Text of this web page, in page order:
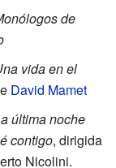
de
vida en el
David Mamet
última noche
contigo, dirigida
Nicolini.